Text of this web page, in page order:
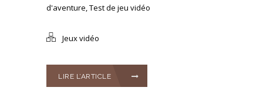
d'aventure,Test de jeu vidéo
Jeux vidéo
LIRE L’ARTICLE